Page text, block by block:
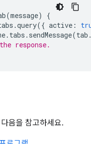
(message)
{
.query({ active :
. tabs . sendMessage(tab
response.
음을 참고하세요.